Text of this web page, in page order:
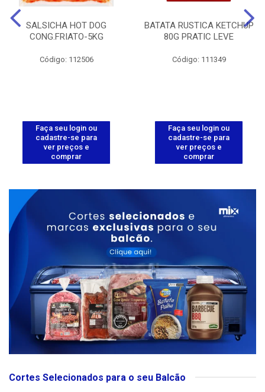
SALSICHA HOT DOG
CONG.FRIATO-5KG
Código: 112506
Faça seu login ou
cadastre-se para
ver preços e
comprar
BATATA RUSTICA KETCHUP
80G PRATIC LEVE
Código: 111349
Faça seu login ou
cadastre-se para
ver preços e
comprar
Cortes Selecionados para o seu Balcão